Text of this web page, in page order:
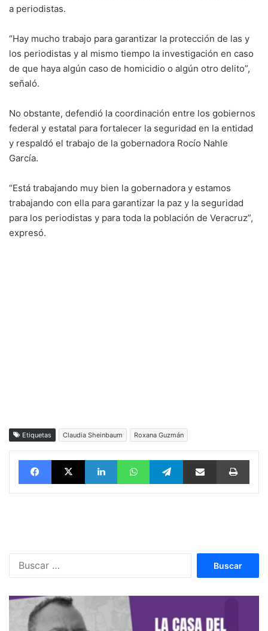
a periodistas.
“Hay mucho trabajo para garantizar la protección de las y
los periodistas y al mismo tiempo la investigación en caso
de que haya algún caso de homicidio o algún otro delito”,
señaló.
No obstante, defendió la coordinación entre los gobiernos
federal y estatal para fortalecer la seguridad en la entidad
y respaldó el trabajo de la gobernadora Rocío Nahle
García.
“Está trabajando muy bien la gobernadora y estamos
trabajando con ella para garantizar la paz y la seguridad
para los periodistas y para toda la población de Veracruz”,
expresó.
Etiquetas Claudia Sheinbaum Roxana Guzmán
FacebookX LinkedInWhatsAppTelegramvía email